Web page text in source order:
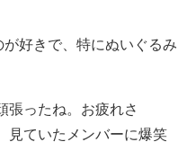
好きで、特にぬいぐるみ
張ったね。お疲れさ
見ていたメンバーに爆笑